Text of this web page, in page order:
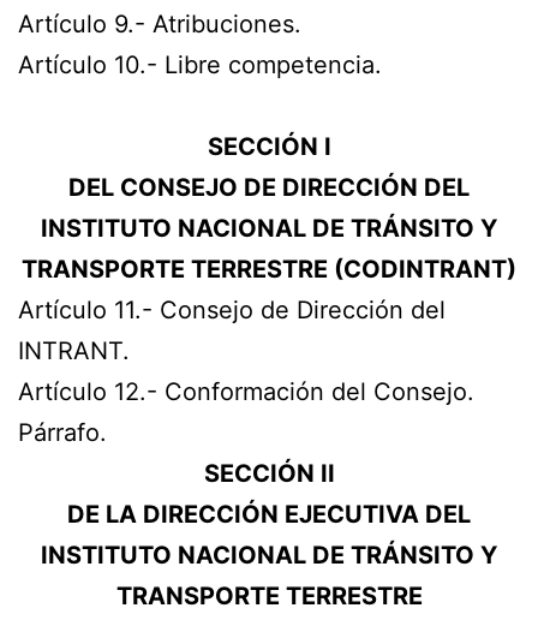
Artículo 9.- Atribuciones.
Artículo 10.- Libre competencia.
SECCIÓN I
DEL CONSEJO DE DIRECCIÓN DEL
INSTITUTO NACIONAL DE TRÁNSITO Y
TRANSPORTE TERRESTRE (CODINTRANT)
Artículo 11.- Consejo de Dirección del
INTRANT.
Artículo 12.- Conformación del Consejo.
Párrafo.
SECCIÓN II
DE LA DIRECCIÓN EJECUTIVA DEL
INSTITUTO NACIONAL DE TRÁNSITO Y
TRANSPORTE TERRESTRE